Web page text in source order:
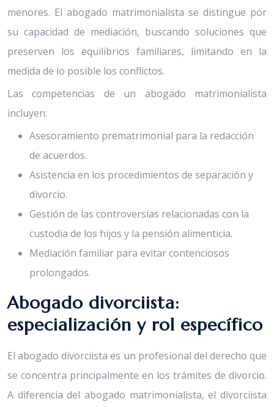
menores. El abogado matrimonialista se distingue por
su capacidad de mediación, buscando soluciones que
preserven los equilibrios familiares, limitando en la
medida de lo posible los conflictos.
Las competencias de un abogado matrimonialista
incluyen:
Asesoramiento prematrimonial para la redacción
de acuerdos.
Asistencia en los procedimientos de separación y
divorcio.
Gestión de las controversias relacionadas con la
custodia de los hijos y la pensión alimenticia.
Mediación familiar para evitar contenciosos
prolongados.
Abogado divorciista:
especialización y rol específico
El abogado divorciista es un profesional del derecho que
se concentra principalmente en los trámites de divorcio.
A diferencia del abogado matrimonialista, el divorciista